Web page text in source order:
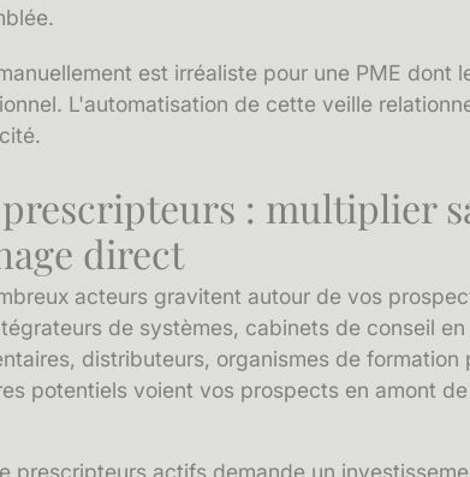
est irréaliste pour une PME dont
L'automatisation de cette veille
prescripteurs : multiplier
direct
acteurs gravitent autour de vos
de systèmes, cabinets de conseil
distributeurs, organismes de formation
potentiels voient vos prospects en amont
prescripteurs actifs demande un